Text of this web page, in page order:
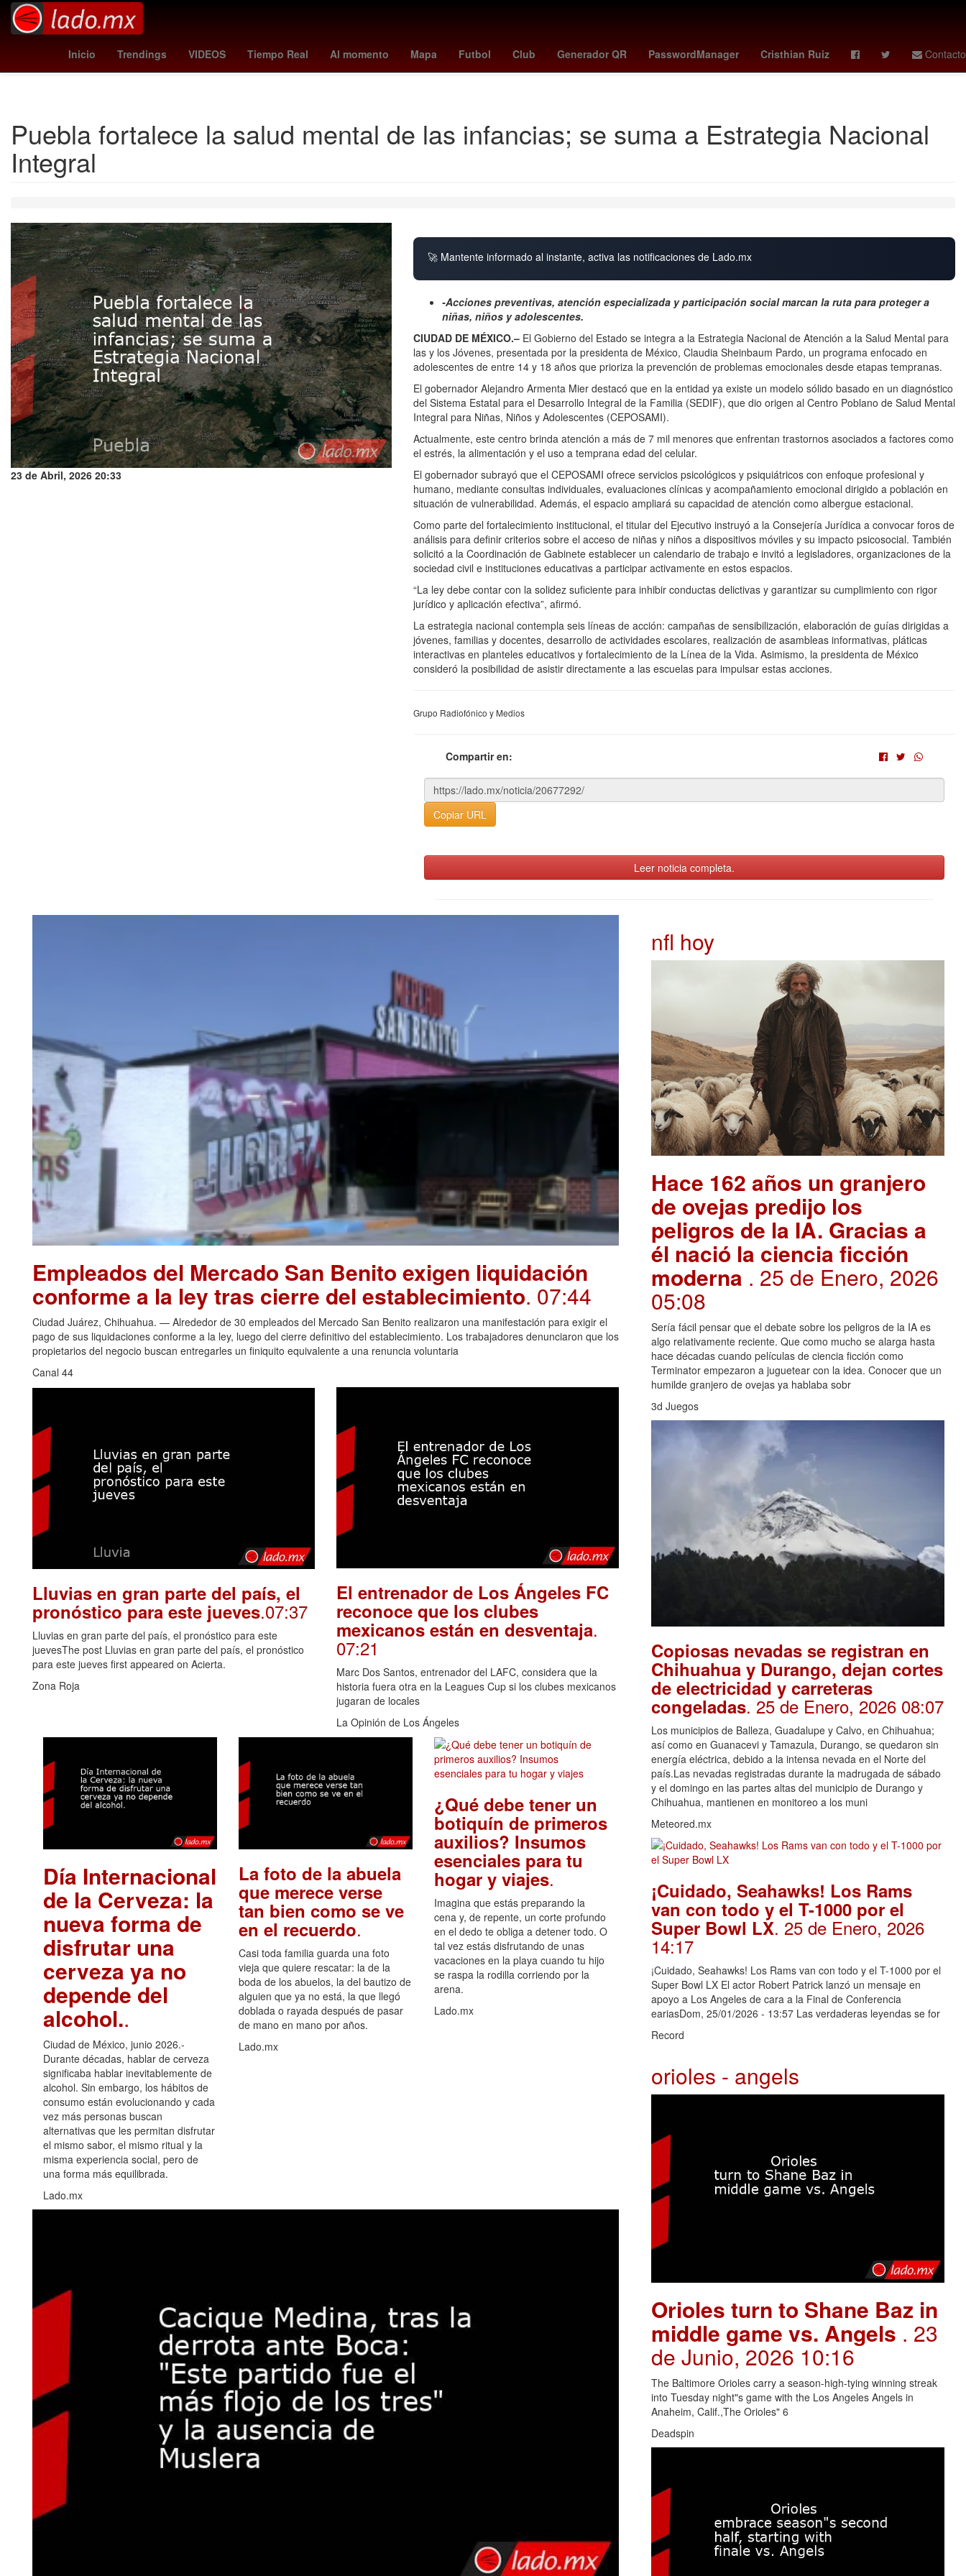
Inicio Trendings VIDEOS Tiempo Real Al momento Mapa Futbol Club Generador QR PasswordManager Cristhian Ruiz Contacto
Plaza Tolín Associazione Sportiva Roma reds - athletics Arath de la Torre Billy Rovzar kit connor comisión Ferrocarril de Cuernavaca
loteria nacional 15 de febrero 2026
que se celebra el 2 de agosto
Puebla fortalece la salud mental de las infancias; se suma a Estrategia Nacional
Integral
23 de Abril, 2026 20:33
🚀 Mantente informado al instante, activa las notificaciones de Lado.mx
-Acciones preventivas, atención especializada y participación social marcan la ruta para proteger a
niñas, niños y adolescentes.
CIUDAD DE MÉXICO.– El Gobierno del Estado se integra a la Estrategia Nacional de Atención a la Salud Mental para
las y los Jóvenes, presentada por la presidenta de México, Claudia Sheinbaum Pardo, un programa enfocado en
adolescentes de entre 14 y 18 años que prioriza la prevención de problemas emocionales desde etapas tempranas.
El gobernador Alejandro Armenta Mier destacó que en la entidad ya existe un modelo sólido basado en un diagnóstico
del Sistema Estatal para el Desarrollo Integral de la Familia (SEDIF), que dio origen al Centro Poblano de Salud Mental
Integral para Niñas, Niños y Adolescentes (CEPOSAMI).
Actualmente, este centro brinda atención a más de 7 mil menores que enfrentan trastornos asociados a factores como
el estrés, la alimentación y el uso a temprana edad del celular.
El gobernador subrayó que el CEPOSAMI ofrece servicios psicológicos y psiquiátricos con enfoque profesional y
humano, mediante consultas individuales, evaluaciones clínicas y acompañamiento emocional dirigido a población en
situación de vulnerabilidad. Además, el espacio ampliará su capacidad de atención como albergue estacional.
Como parte del fortalecimiento institucional, el titular del Ejecutivo instruyó a la Consejería Jurídica a convocar foros de
análisis para definir criterios sobre el acceso de niñas y niños a dispositivos móviles y su impacto psicosocial. También
solicitó a la Coordinación de Gabinete establecer un calendario de trabajo e invitó a legisladores, organizaciones de la
sociedad civil e instituciones educativas a participar activamente en estos espacios.
“La ley debe contar con la solidez suficiente para inhibir conductas delictivas y garantizar su cumplimiento con rigor
jurídico y aplicación efectiva”, afirmó.
La estrategia nacional contempla seis líneas de acción: campañas de sensibilización, elaboración de guías dirigidas a
jóvenes, familias y docentes, desarrollo de actividades escolares, realización de asambleas informativas, pláticas
interactivas en planteles educativos y fortalecimiento de la Línea de la Vida. Asimismo, la presidenta de México
consideró la posibilidad de asistir directamente a las escuelas para impulsar estas acciones.
Grupo Radiofónico y Medios
Compartir en:
Copiar URL
Leer noticia completa.
Empleados del Mercado San Benito exigen liquidación
conforme a la ley tras cierre del establecimiento. 07:44
Ciudad Juárez, Chihuahua. — Alrededor de 30 empleados del Mercado San Benito realizaron una manifestación para exigir el
pago de sus liquidaciones conforme a la ley, luego del cierre definitivo del establecimiento. Los trabajadores denunciaron que los
propietarios del negocio buscan entregarles un finiquito equivalente a una renuncia voluntaria
Canal 44
Lluvias en gran parte del país, el
pronóstico para este jueves.07:37
Lluvias en gran parte del país, el pronóstico para este
juevesThe post Lluvias en gran parte del país, el pronóstico
para este jueves first appeared on Acierta.
Zona Roja
El entrenador de Los Ángeles FC
reconoce que los clubes
mexicanos están en desventaja.
07:21
Marc Dos Santos, entrenador del LAFC, considera que la
historia fuera otra en la Leagues Cup si los clubes mexicanos
jugaran de locales
La Opinión de Los Ángeles
Día Internacional
de la Cerveza: la
nueva forma de
disfrutar una
cerveza ya no
depende del
alcohol..
Ciudad de México, junio 2026.-
Durante décadas, hablar de cerveza
significaba hablar inevitablemente de
alcohol. Sin embargo, los hábitos de
consumo están evolucionando y cada
vez más personas buscan
alternativas que les permitan disfrutar
el mismo sabor, el mismo ritual y la
misma experiencia social, pero de
una forma más equilibrada.
Lado.mx
La foto de la abuela
que merece verse
tan bien como se ve
en el recuerdo.
Casi toda familia guarda una foto
vieja que quiere rescatar: la de la
boda de los abuelos, la del bautizo de
alguien que ya no está, la que llegó
doblada o rayada después de pasar
de mano en mano por años.
Lado.mx
¿Qué debe tener un
botiquín de primeros
auxilios? Insumos
esenciales para tu
hogar y viajes.
Imagina que estás preparando la
cena y, de repente, un corte profundo
en el dedo te obliga a detener todo. O
tal vez estás disfrutando de unas
vacaciones en la playa cuando tu hijo
se raspa la rodilla corriendo por la
arena.
Lado.mx
nfl hoy
Hace 162 años un granjero
de ovejas predijo los
peligros de la IA. Gracias a
él nació la ciencia ficción
moderna . 25 de Enero, 2026
05:08
Sería fácil pensar que el debate sobre los peligros de la IA es
algo relativamente reciente. Que como mucho se alarga hasta
hace décadas cuando películas de ciencia ficción como
Terminator empezaron a juguetear con la idea. Conocer que un
humilde granjero de ovejas ya hablaba sobr
3d Juegos
Copiosas nevadas se registran en
Chihuahua y Durango, dejan cortes
de electricidad y carreteras
congeladas. 25 de Enero, 2026 08:07
Los municipios de Balleza, Guadalupe y Calvo, en Chihuahua;
así como en Guanacevi y Tamazula, Durango, se quedaron sin
energía eléctrica, debido a la intensa nevada en el Norte del
país.Las nevadas registradas durante la madrugada de sábado
y el domingo en las partes altas del municipio de Durango y
Chihuahua, mantienen en monitoreo a los muni
Meteored.mx
¡Cuidado, Seahawks! Los Rams
van con todo y el T-1000 por el
Super Bowl LX. 25 de Enero, 2026
14:17
¡Cuidado, Seahawks! Los Rams van con todo y el T-1000 por el
Super Bowl LX El actor Robert Patrick lanzó un mensaje en
apoyo a Los Angeles de cara a la Final de Conferencia
eariasDom, 25/01/2026 - 13:57 Las verdaderas leyendas se for
Record
orioles - angels
Orioles turn to Shane Baz in
middle game vs. Angels . 23
de Junio, 2026 10:16
The Baltimore Orioles carry a season-high-tying winning streak
into Tuesday night"s game with the Los Angeles Angels in
Anaheim, Calif.,The Orioles" 6
Deadspin